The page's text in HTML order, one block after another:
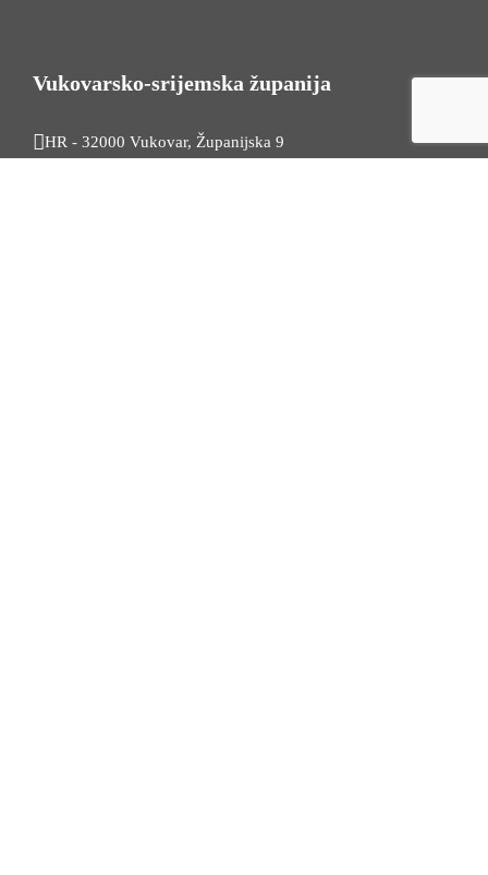
Vukovarsko-srijemska županija
HR - 32000 Vukovar, Županijska 9